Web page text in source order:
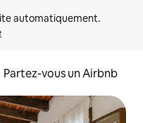
Partez-vous un Airbnb